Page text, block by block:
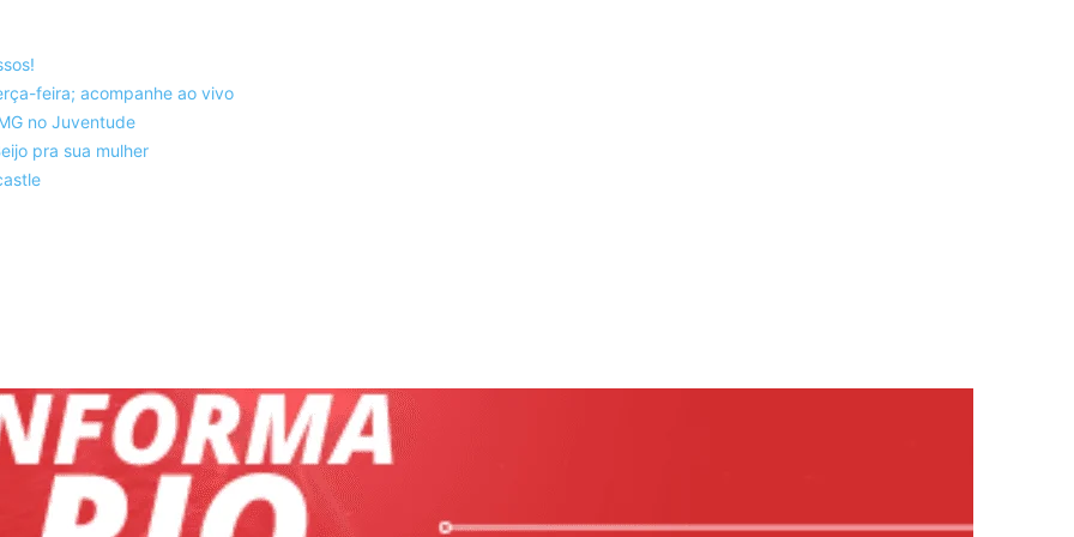
feira; acompanhe ao vivo
no Juventude
pra sua mulher